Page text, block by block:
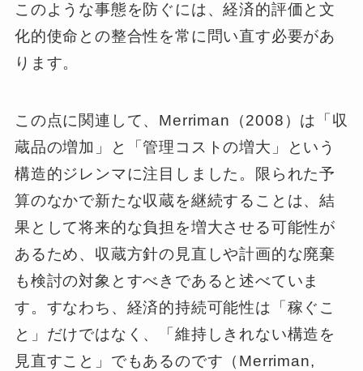
このような事態を防ぐには、経済的評価と文
化的使命との整合性を常に問い直す必要があ
ります。
この点に関連して、Merriman（2008）は「収
蔵品の増加」と「管理コストの増大」という
構造的ジレンマに注目しました。限られた予
算のなかで新たな収蔵を継続することは、結
果として将来的な負担を増大させる可能性が
あるため、収蔵方針の見直しや計画的な廃棄
も検討の対象とすべきであると述べていま
す。すなわち、経済的持続可能性は「稼ぐこ
と」だけではなく、「維持しきれない構造を
見直すこと」でもあるのです（Merriman,